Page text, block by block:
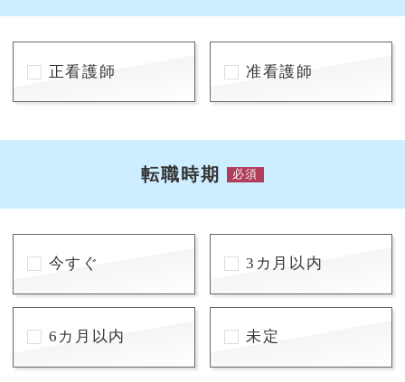
正看護師 准看護師
転職時期 必須
今すぐ 3カ月以内
6カ月以内 未定